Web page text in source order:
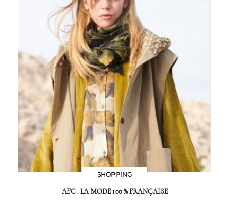
SHOPPING
AFC : LA MODE 100 % FRANÇAISE